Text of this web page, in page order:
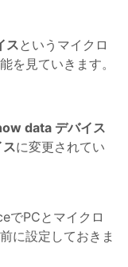
スというマイクロ
を見ていきます。
data デバイス
に変更されてい
でPCとマイクロ
に設定しておきま